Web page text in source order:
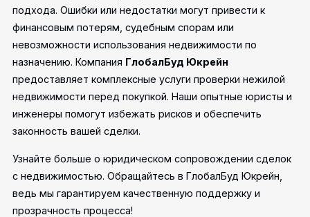
подхода. Ошибки или недостатки могут привести к
финансовым потерям, судебным спорам или
невозможности использования недвижимости по
назначению. Компания ГлобалБуд Юкрейн
предоставляет комплексные услуги проверки нежилой
недвижимости перед покупкой. Наши опытные юристы и
инженеры помогут избежать рисков и обеспечить
законность вашей сделки.
Узнайте больше о юридическом сопровождении сделок
с недвижимостью. Обращайтесь в ГлобалБуд Юкрейн,
ведь мы гарантируем качественную поддержку и
прозрачность процесса!